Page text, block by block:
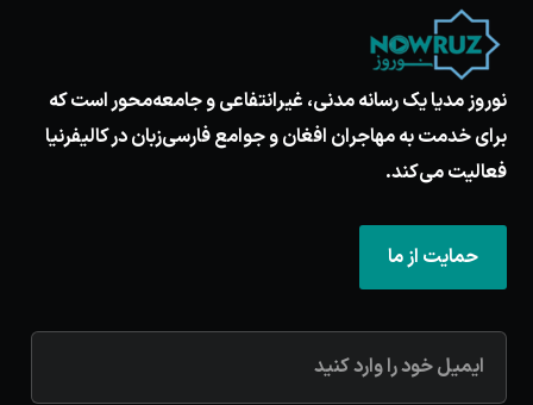
نوروز مدیا یک رسانه مدنی، غیرانتفاعی و جامعه‌محور است که
برای خدمت به مهاجران افغان و جوامع فارسی‌زبان در کالیفرنیا
فعالیت می‌کند.
حمایت از ما